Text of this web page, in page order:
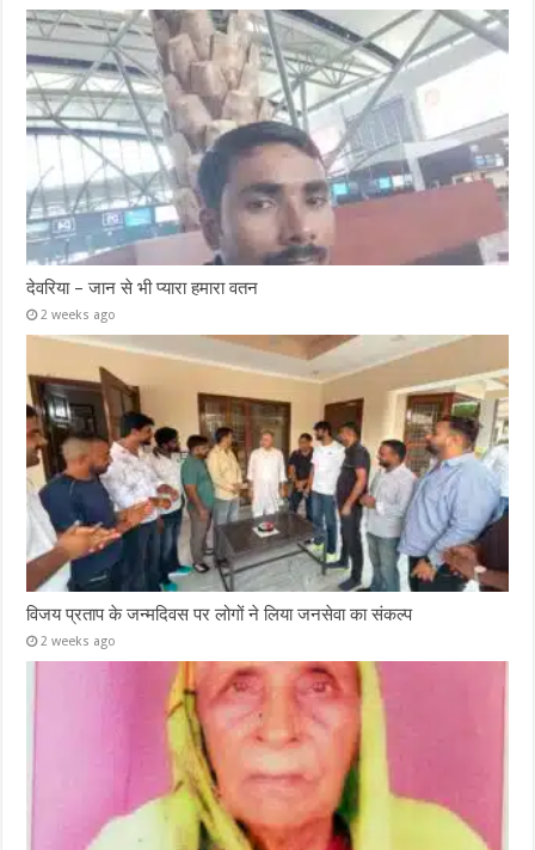
देवरिया – जान से भी प्यारा हमारा वतन
2 weeks ago
विजय प्रताप के जन्मदिवस पर लोगों ने लिया जनसेवा का संकल्प
2 weeks ago